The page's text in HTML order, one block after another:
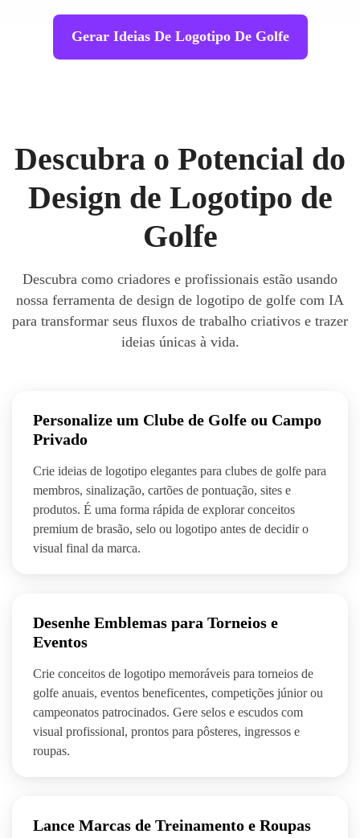
Gerar Ideias De Logotipo De Golfe
Descubra o Potencial do
Design de Logotipo de
Golfe
Descubra como criadores e profissionais estão usando
nossa ferramenta de design de logotipo de golfe com IA
para transformar seus fluxos de trabalho criativos e trazer
ideias únicas à vida.
Personalize um Clube de Golfe ou Campo
Privado
Crie ideias de logotipo elegantes para clubes de golfe para
membros, sinalização, cartões de pontuação, sites e
produtos. É uma forma rápida de explorar conceitos
premium de brasão, selo ou logotipo antes de decidir o
visual final da marca.
Desenhe Emblemas para Torneios e
Eventos
Crie conceitos de logotipo memoráveis para torneios de
golfe anuais, eventos beneficentes, competições júnior ou
campeonatos patrocinados. Gere selos e escudos com
visual profissional, prontos para pôsteres, ingressos e
roupas.
Lance Marcas de Treinamento e Roupas